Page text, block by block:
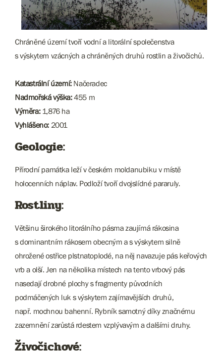
Chráněné území tvoří vodní a litorální společenstva
s výskytem vzácných a chráněných druhů rostlin a živočichů.
Katastrální území:Načeradec
Nadmořská výška:455 m
Výměra: 1,876 ha
Vyhlášeno: 2001
Geologie:
Přírodní památka leží v českém moldanubiku v místě
holocenních náplav. Podloží tvoří dvojslídné pararuly.
Rostliny:
Většinu širokého litorálního pásma zaujímá rákosina
s dominantním rákosem obecným a s výskytem silně
ohrožené ostřice plstnatoplodé, na něj navazuje pás keřových
vrb a olší. Jen na několika místech na tento vrbový pás
nasedají drobné plochy s fragmenty původních
podmáčených luk s výskytem zajímavějších druhů,
např. mochnou bahenní. Rybník samotný díky značnému
zazemnění zarůstá rdestem vzplývavým a dalšími druhy.
Živočichové: